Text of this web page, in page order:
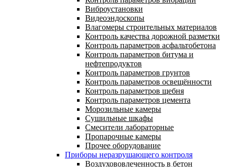
Виброустановки
Видеоэндоскопы
Влагомеры строительных материалов
Контроль качества дорожной разметки
Контроль параметров асфальтобетона
Контроль параметров битума и
нефтепродуктов
Контроль параметров грунтов
Контроль параметров освещённости
Контроль параметров щебня
Контроль параметров цемента
Морозильные камеры
Сушильные шкафы
Смесители лабораторные
Пропарочные камеры
Прочее оборудование
Приборы неразрушающего контроля
Воздухововлеченность в бетон